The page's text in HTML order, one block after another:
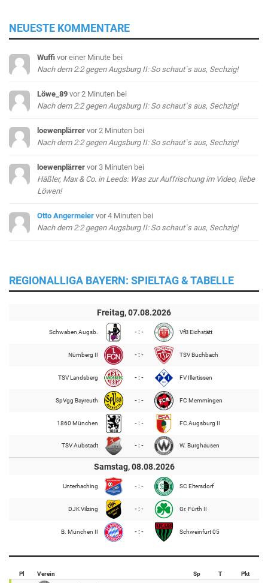
NEUESTE KOMMENTARE
Wuffi vor einer Minute bei
Nach dem 2:2 gegen Augsburg II: So schaut`s aus, Sechzig!
Löwe_89 vor 2 Minuten bei
Nach dem 2:2 gegen Augsburg II: So schaut`s aus, Sechzig!
loewenplärrer vor 2 Minuten bei
Nach dem 2:2 gegen Augsburg II: So schaut`s aus, Sechzig!
loewenplärrer vor 3 Minuten bei
Häßler, Max & Co. in Leeds: Was zur Auffrischung im Video, liebe
Löwen!
Otto Angermeier vor 4 Minuten bei
Nach dem 2:2 gegen Augsburg II: So schaut`s aus, Sechzig!
REGIONALLIGA BAYERN: SPIELTAG & TABELLE
Freitag, 07.08.2026
Schwaben Augsb. - : - VfB Eichstätt
Nürnberg II - : - TSV Buchbach
TSV Landsberg - : - FV Illertissen
SpVgg Bayreuth - : - FC Memmingen
1860 München - : - FC Augsburg II
TSV Aubstadt - : - W. Burghausen
Samstag, 08.08.2026
Unterhaching - : - SC Eltersdorf
DJK Vilzing - : - Gr. Fürth II
B. München II - : - Schweinfurt 05
Pl Verein Sp T Pkt